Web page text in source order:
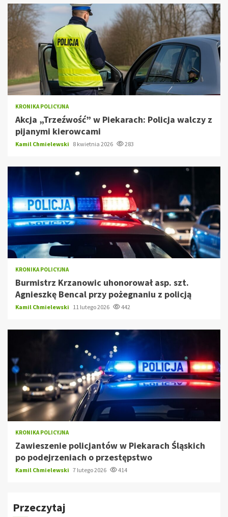
KRONIKA POLICYJNA
Akcja „Trzeźwość” w Piekarach: Policja walczy z
pijanymi kierowcami
Kamil Chmielewski 8 kwietnia 2026 283
KRONIKA POLICYJNA
Burmistrz Krzanowic uhonorował asp. szt.
Agnieszkę Bencal przy pożegnaniu z policją
Kamil Chmielewski 11 lutego 2026 442
KRONIKA POLICYJNA
Zawieszenie policjantów w Piekarach Śląskich
po podejrzeniach o przestępstwo
Kamil Chmielewski 7 lutego 2026 414
Przeczytaj